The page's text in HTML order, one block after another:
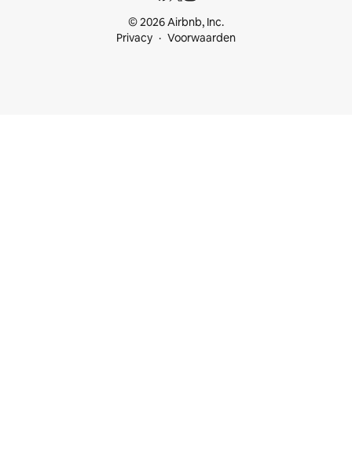
© 2026 Airbnb, Inc.
Privacy
Voorwaarden